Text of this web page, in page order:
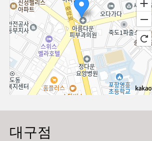
대구점